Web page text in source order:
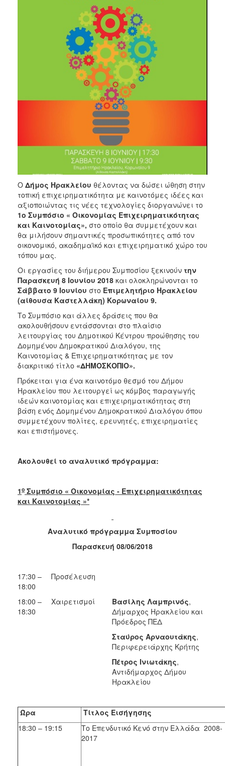
ΑΝΘΕΚΤΙΚΗ
Ο Δήμος Ηρακλείου θέλοντας να δώσει ώθηση στην
τοπική επιχειρηματικότητα με καινοτόμες ιδέες και
αξιοποιώντας τις νέες τεχνολογίες διοργανώνει το
1ο Συμπόσιο « Οικονομίας Επιχειρηματικότητας
και Καινοτομίας», στο οποίο θα συμμετέχουν και
θα μιλήσουν σημαντικές προσωπικότητες από τον
οικονομικό, ακαδημαϊκό και επιχειρηματικό χώρο του
τόπου μας.
Οι εργασίες του διήμερου Συμποσίου ξεκινούν την
Παρασκευή 8 Ιουνίου 2018 και ολοκληρώνονται το
Σάββατο 9 Ιουνίου στο Επιμελητήριο Ηρακλείου
(αίθουσα Καστελλάκη) Κορωναίου 9.
Το Συμπόσιο και άλλες δράσεις που θα
ακολουθήσουν εντάσσονται στο πλαίσιο
λειτουργίας του Δημοτικού Κέντρου προώθησης του
Δομημένου Δημοκρατικού Διαλόγου, της
Καινοτομίας & Επιχειρηματικότητας με τον
διακριτικό τίτλο «ΔΗΜΟΣΚΟΠΙΟ».
Πρόκειται για ένα καινοτόμο θεσμό του Δήμου
Ηρακλείου που λειτουργεί ως κόμβος παραγωγής
ιδεών καινοτομίας και επιχειρηματικότητας στη
βάση ενός Δομημένου Δημοκρατικού Διαλόγου όπου
συμμετέχουν πολίτες, ερευνητές, επιχειρηματίες
και επιστήμονες.
Ακολουθεί το αναλυτικό πρόγραμμα:
1ο Συμπόσιο « Οικονομίας - Επιχειρηματικότητας
και Καινοτομίας »*
Αναλυτικό πρόγραμμα Συμποσίου
Παρασκευή 08/06/2018
17:30 –
18:00
Προσέλευση
18:00 –
18:30
Χαιρετισμοί Βασίλης Λαμπρινός,
Δήμαρχος Ηρακλείου και
Πρόεδρος ΠΕΔ
Σταύρος Αρναουτάκης,
Περιφερειάρχης Κρήτης
Πέτρος Ινιωτάκης,
Αντιδήμαρχος Δήμου
Ηρακλείου
Ώρα
Τίτλος Εισήγησης
18:30 – 19:15
Το Επενδυτικό Κενό στην Ελλάδα 2008-
2017